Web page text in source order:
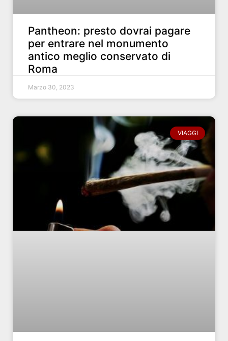
Pantheon: presto dovrai pagare
per entrare nel monumento
antico meglio conservato di
Roma
Marzo 30, 2023
VIAGGI